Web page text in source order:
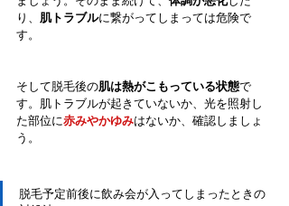
り、 肌トラブルに繋がってしまっては危険で
す。
そして脱毛後の肌は熱がこもっている状態で
す。肌トラブルが起きていないか、光を照射し
た部位に赤みやかゆみはないか、確認しましょ
う。
脱毛予定前後に飲み会が入ってしまったときの